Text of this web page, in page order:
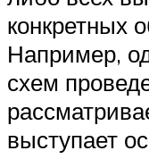
конкретных
Например,
схем
выступает